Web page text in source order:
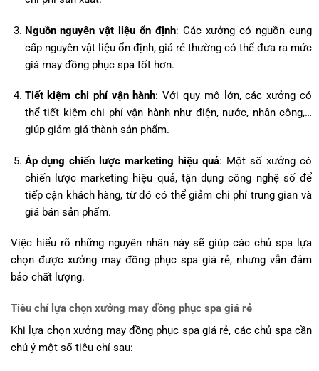
Nguồn nguyên vật liệu ổn định: Các xưởng có nguồn cung
cấp nguyên vật liệu ổn định, giá rẻ thường có thể đưa ra mức
giá may đồng phục spa tốt hơn.
Tiết kiệm chi phí vận hành: Với quy mô lớn, các xưởng có
thể tiết kiệm chi phí vận hành như điện, nước, nhân công,…
giúp giảm giá thành sản phẩm.
Áp dụng chiến lược marketing hiệu quả: Một số xưởng có
chiến lược marketing hiệu quả, tận dụng công nghệ số để
tiếp cận khách hàng, từ đó có thể giảm chi phí trung gian và
giá bán sản phẩm.
Việc hiểu rõ những nguyên nhân này sẽ giúp các chủ spa lựa
chọn được xưởng may đồng phục spa giá rẻ, nhưng vẫn đảm
bảo chất lượng.
Tiêu chí lựa chọn xưởng may đồng phục spa giá rẻ
Khi lựa chọn xưởng may đồng phục spa giá rẻ, các chủ spa cần
chú ý một số tiêu chí sau: